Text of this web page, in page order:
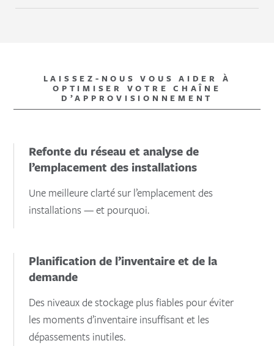
LAISSEZ-NOUS VOUS AIDER À
OPTIMISER VOTRE CHAÎNE
D’APPROVISIONNEMENT
Refonte du réseau et analyse de
l’emplacement des installations
Une meilleure clarté sur l’emplacement des
installations — et pourquoi.
Planification de l’inventaire et de la
demande
Des niveaux de stockage plus fiables pour éviter
les moments d’inventaire insuffisant et les
dépassements inutiles.